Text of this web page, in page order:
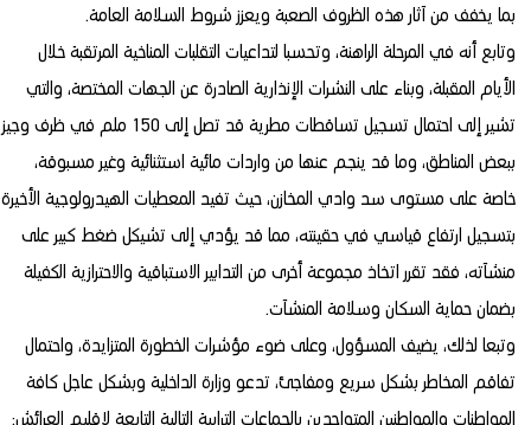
بما يخفف من آثار هذه الظروف الصعبة ويعزز شروط السلامة العامة.
وتابع أنه في المرحلة الراهنة، وتحسبا لتداعيات التقلبات المناخية المرتقبة خلال
الأيام المقبلة، وبناء على النشرات الإنذارية الصادرة عن الجهات المختصة، والتي
تشير إلى احتمال تسجيل تساقطات مطرية قد تصل إلى 150 ملم في ظرف وجيز
ببعض المناطق، وما قد ينجم عنها من واردات مائية استثنائية وغير مسبوقة،
خاصة على مستوى سد وادي المخازن، حيث تفيد المعطيات الهيدرولوجية الأخيرة
بتسجيل ارتفاع قياسي في حقينته، مما قد يؤدي إلى تشيكل ضغط كبير على
منشآته، فقد تقرر اتخاذ مجموعة أخرى من التدابير الاستباقية والاحترازية الكفيلة
بضمان حماية السكان وسلامة المنشآت.
وتبعا لذلك، يضيف المسؤول، وعلى ضوء مؤشرات الخطورة المتزايدة، واحتمال
تفاقم المخاطر بشكل سريع ومفاجئ، تدعو وزارة الداخلية وبشكل عاجل كافة
المواطنات والمواطنين المتواجدين بالجماعات الترابية التالية التابعة لإقليم العرائش: